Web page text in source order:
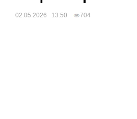
02.05.2026 13:50 704